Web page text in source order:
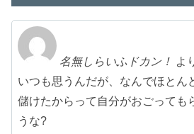
名無しらいふドカン！ よ
いつも思うんだが、なんでほとん
儲けたからって自分がおごっても
うな?